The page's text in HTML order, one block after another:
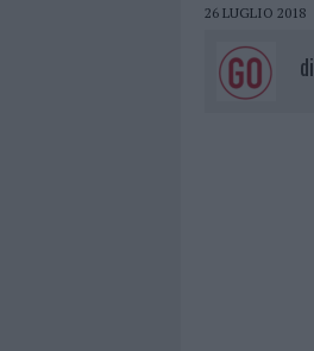
26 LUGLIO 2018
di